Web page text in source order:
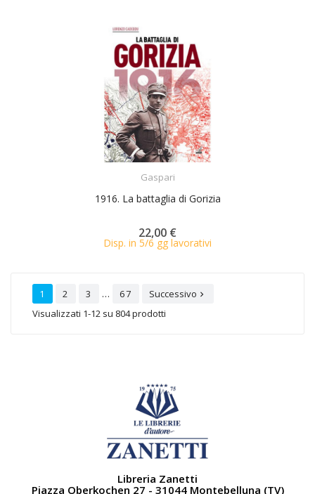
Gaspari
1916. La battaglia di Gorizia
22,00 €
Disp. in 5/6 gg lavorativi
1 2 3 … 67 Successivo 
Visualizzati 1-12 su 804 prodotti
Libreria Zanetti
Piazza Oberkochen 27 - 31044 Montebelluna (TV)